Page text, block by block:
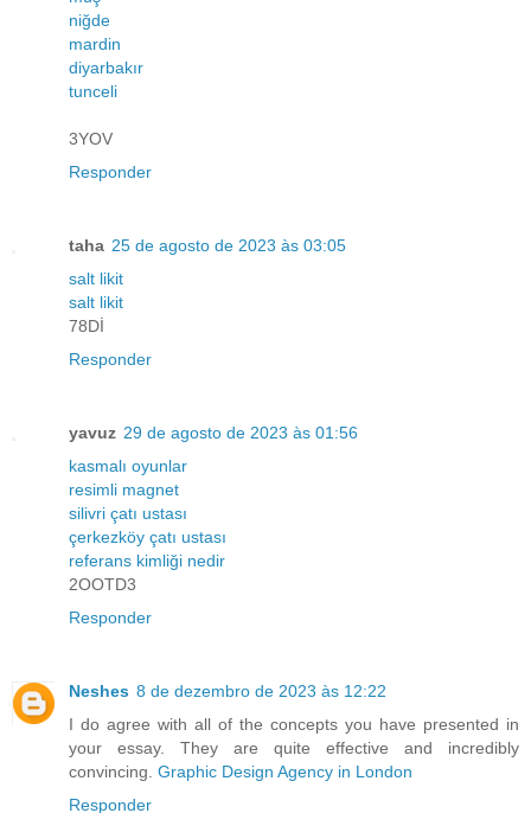
niğde
mardin
diyarbakır
tunceli
3YOV
Responder
taha 25 de agosto de 2023 às 03:05
salt likit
salt likit
78Dİ
Responder
yavuz 29 de agosto de 2023 às 01:56
kasmalı oyunlar
resimli magnet
silivri çatı ustası
çerkezköy çatı ustası
referans kimliği nedir
2OOTD3
Responder
Neshes 8 de dezembro de 2023 às 12:22
I do agree with all of the concepts you have presented in
your essay. They are quite effective and incredibly
convincing. Graphic Design Agency in London
Responder